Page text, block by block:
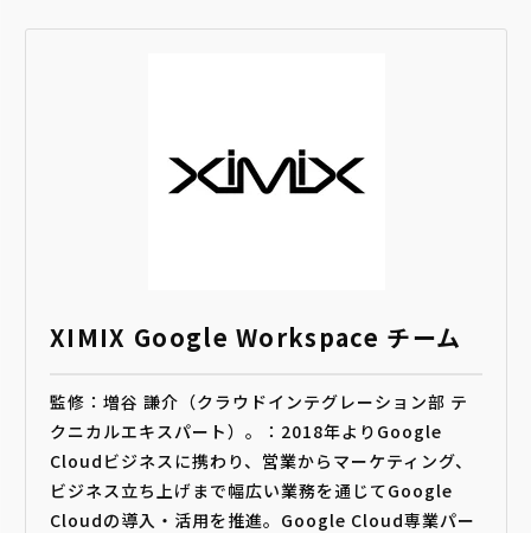
XIMIX Google Workspace チーム
監修：増谷 謙介（クラウドインテグレーション部 テ
クニカルエキスパート）。：2018年よりGoogle
Cloudビジネスに携わり、営業からマーケティング、
ビジネス立ち上げまで幅広い業務を通じてGoogle
Cloudの導入・活用を推進。Google Cloud専業パー